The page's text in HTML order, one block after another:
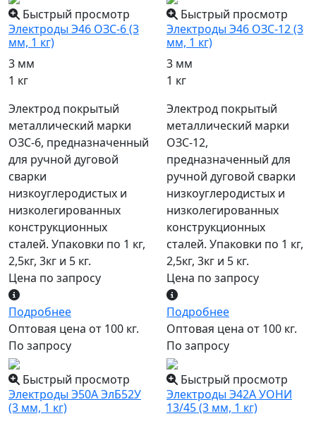
Быстрый просмотр
Электроды Э46 ОЗС-6 (3
мм, 1 кг)
3 мм
1 кг
Электрод покрытый
металлический марки
ОЗС-6, предназначенный
для ручной дуговой
сварки
низкоуглеродистых и
низколегированных
конструкционных
сталей. Упаковки по 1 кг,
2,5кг, 3кг и 5 кг.
Цена по запросу
Подробнее
Оптовая цена от 100 кг.
По запросу
Быстрый просмотр
Электроды Э46 ОЗС-12 (3
мм, 1 кг)
3 мм
1 кг
Электрод покрытый
металлический марки
ОЗС-12,
предназначенный для
ручной дуговой сварки
низкоуглеродистых и
низколегированных
конструкционных
сталей. Упаковки по 1 кг,
2,5кг, 3кг и 5 кг.
Цена по запросу
Подробнее
Оптовая цена от 100 кг.
По запросу
Быстрый просмотр
Электроды Э50А ЭлБ52У
(3 мм, 1 кг)
Быстрый просмотр
Электроды Э42А УОНИ
13/45 (3 мм, 1 кг)